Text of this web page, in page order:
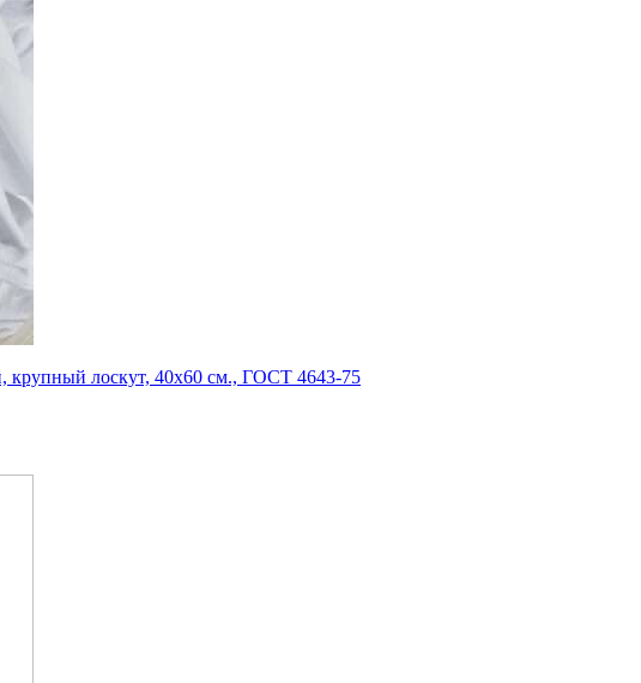
крупный лоскут, 40х60 см., ГОСТ 4643-75